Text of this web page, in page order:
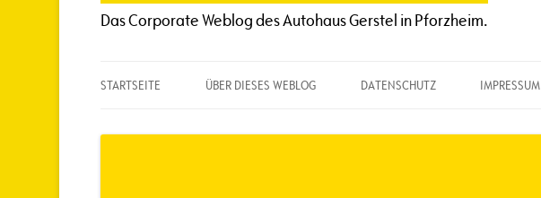
Das Corporate Weblog des Autohaus Gerstel in Pforzheim.
STARTSEITE ÜBER DIESES WEBLOG DATENSCHUTZ IMPRESSUM